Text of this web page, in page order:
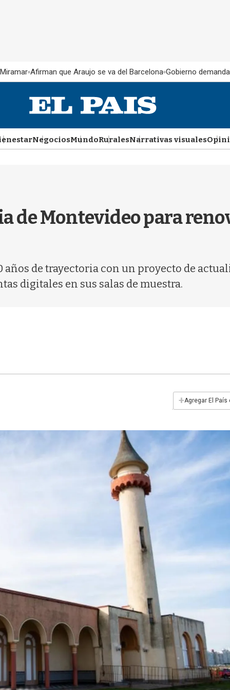
Afirman que Araujo se va del Barcelona Gobierno
NegociosMundoRuralesNarrativas visuales
de Montevideo para
de trayectoria con un proyecto de
digitales en sus salas de muestra.
+Agregar El País